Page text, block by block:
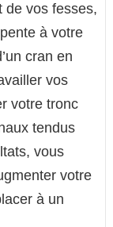
de vos fesses,
à votre
cran en
vos
votre tronc
tendus
vous
votre
à un